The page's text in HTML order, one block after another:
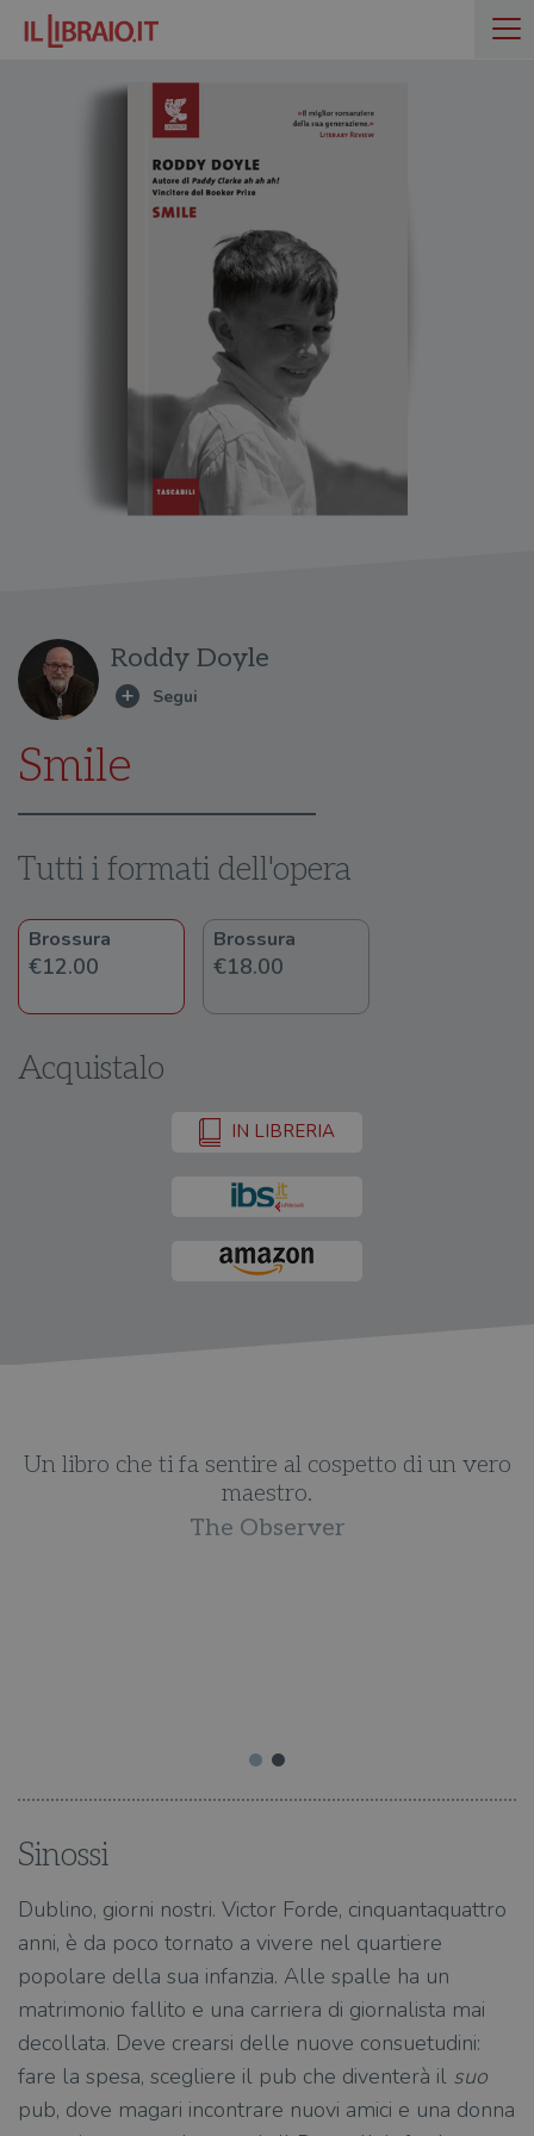
Roddy Doyle
Smile
Tutti i formati dell'opera
Brossura
€12.00
Brossura
€18.00
Acquistalo
IN LIBRERIA
Un libro che ti fa sentire al cospetto di un vero
maestro.
The Observer
Sinossi
Dublino, giorni nostri. Victor Forde, cinquantaquattro
anni, è da poco tornato a vivere nel quartiere
popolare della sua infanzia. Alle spalle ha un
matrimonio fallito e una carriera di giornalista mai
decollata. Deve crearsi delle nuove consuetudini:
fare la spesa, scegliere il pub che diventerà il suo
pub, dove magari incontrare nuovi amici e una donna